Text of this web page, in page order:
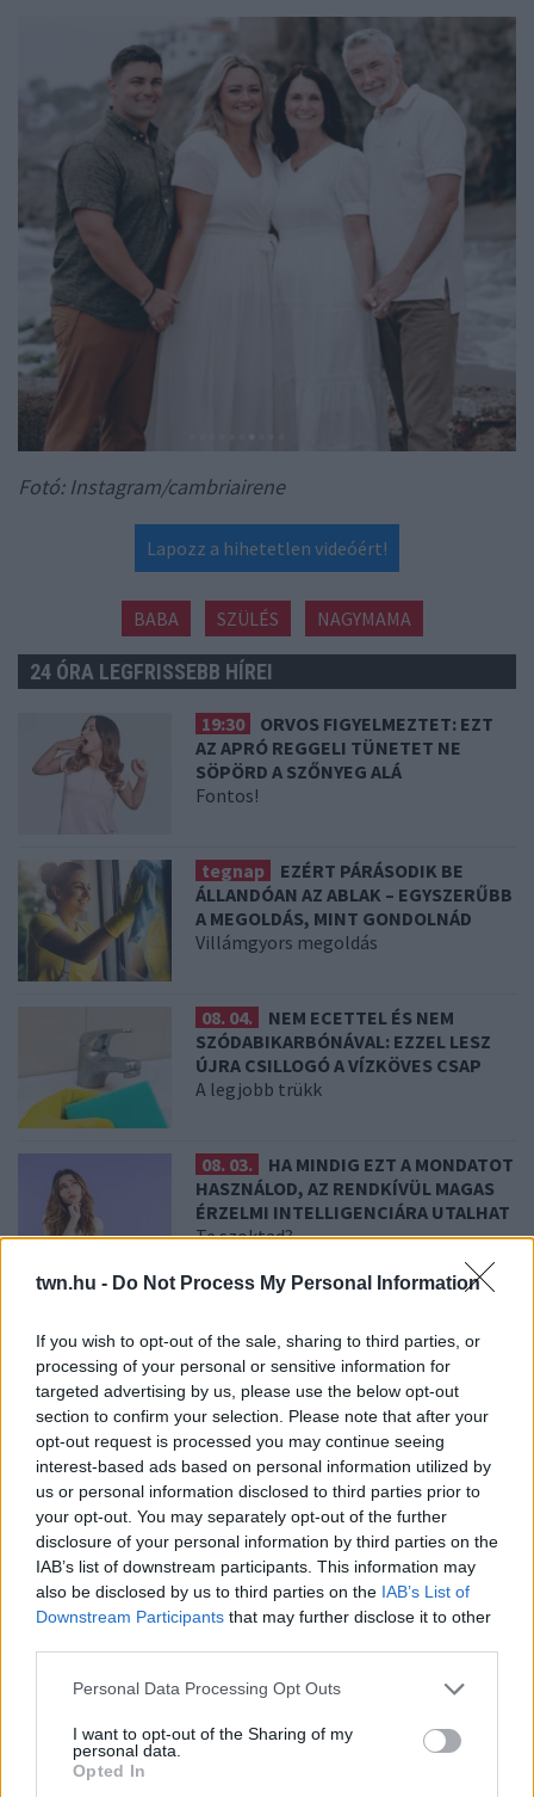
twn.hu - Do Not Process My Personal Information
If you wish to opt-out of the sale, sharing to third parties, or
processing of your personal or sensitive information for
targeted advertising by us, please use the below opt-out
section to confirm your selection. Please note that after your
opt-out request is processed you may continue seeing
interest-based ads based on personal information utilized by
us or personal information disclosed to third parties prior to
your opt-out. You may separately opt-out of the further
disclosure of your personal information by third parties on the
IAB’s list of downstream participants. This information may
also be disclosed by us to third parties on the IAB’s List of
Downstream Participants that may further disclose it to other
Please note that this website/app uses one or more Google
not limited to your visit or usage behaviour. You may click to
grant or deny consent to Google and its third-party tags to
use your data for below specified purposes in below Google
Personal Data Processing Opt Outs
I want to opt-out of the Sharing of my
personal data.
Opted In
Fotó: Instagram/cambriairene
Lapozz a hihetetlen videóért!
BABA SZÜLÉS NAGYMAMA
24 ÓRA LEGFRISSEBB HÍREI
19:30
ORVOS FIGYELMEZTET: EZT
AZ APRÓ REGGELI TÜNETET NE
SÖPÖRD A SZŐNYEG ALÁ
Fontos!
tegnap
EZÉRT PÁRÁSODIK BE
ÁLLANDÓAN AZ ABLAK – EGYSZERŰBB
A MEGOLDÁS, MINT GONDOLNÁD
Villámgyors megoldás
08. 04.
NEM ECETTEL ÉS NEM
SZÓDABIKARBÓNÁVAL: EZZEL LESZ
ÚJRA CSILLOGÓ A VÍZKÖVES CSAP
A legjobb trükk
08. 03.
HA MINDIG EZT A MONDATOT
HASZNÁLOD, AZ RENDKÍVÜL MAGAS
ÉRZELMI INTELLIGENCIÁRA UTALHAT
Te szoktad?
EMIATT CSÖKKENHET A HATÁSUK
Érdemes odafigyelni rá
08. 01.
EGYRE TÖBB FIATALNÁL JELENTKEZIK EZ A
VITAMINHIÁNY – ILYEN JELEKRE FIGYELJ
Erre figyelj!
NEM A CITROMSAV, AZ ECET VAGY A
SZÓDABIKARBÓNA A LEGERŐSEBB: EZT HASZNÁLJÁK A
SZÁLLODÁKBAN A VÍZKŐ ELLEN
Ez a szer tényleg eltünteti a vízkövet
07. 31.
HAGYD A SÓT: EGY CSIPET EBBŐL A FŐZŐVÍZBE,
ÉS SOKKAL FINOMABB LESZ A FŐTT KRUMPLI
24 ÓRA TOVÁBBI HÍREI